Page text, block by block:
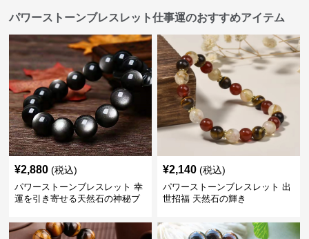
パワーストーンブレスレット仕事運のおすすめアイテム
¥2,880 (税込)
パワーストーンブレスレット 幸
運を引き寄せる天然石の神秘ブ
¥2,140 (税込)
パワーストーンブレスレット 出
世招福 天然石の輝き